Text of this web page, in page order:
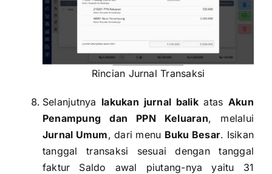
Rincian Jurnal Transaksi
Selanjutnya lakukan jurnal balikatasAkun
Penampung dan PPN Keluaran, melalui
Jurnal Umum, dari menu Buku Besar. Isikan
tanggal transaksi sesuai dengan tanggal
faktur Saldo awal piutang-nya yaitu 31